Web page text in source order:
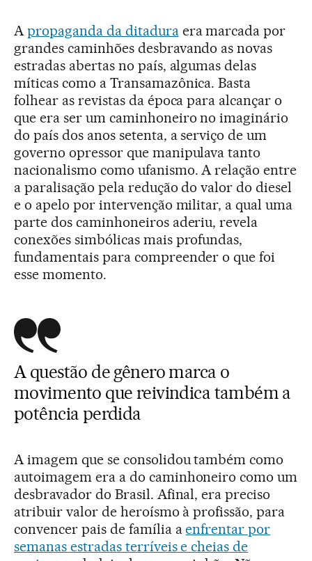
Apropaganda da ditaduraera marcada por
grandes caminhões desbravando as novas
estradas abertas no país, algumas delas
míticas como a Transamazônica. Basta
folhear as revistas da época para alcançar o
que era ser um caminhoneiro no imaginário
do país dos anos setenta, a serviço de um
governo opressor que manipulava tanto
nacionalismo como ufanismo. A relação entre
a paralisação pela redução do valor do diesel
e o apelo por intervenção militar, a qual uma
parte dos caminhoneiros aderiu, revela
conexões simbólicas mais profundas,
fundamentais para compreender o que foi
esse momento.
A questão de gênero marca o
movimento que reivindica também a
potência perdida
A imagem que se consolidou também como
autoimagem era a do caminhoneiro como um
desbravador do Brasil. Afinal, era preciso
atribuir valor de heroísmo à profissão, para
convencer pais de família aenfrentar por
semanas estradas terríveis e cheias de